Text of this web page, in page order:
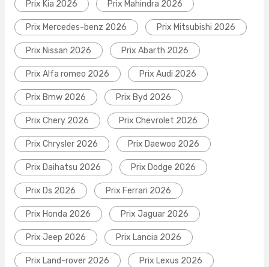
Prix Kia 2026 Prix Mahindra 2026
Prix Mercedes-benz 2026 Prix Mitsubishi 2026
Prix Nissan 2026 Prix Abarth 2026
Prix Alfa romeo 2026 Prix Audi 2026
Prix Bmw 2026 Prix Byd 2026
Prix Chery 2026 Prix Chevrolet 2026
Prix Chrysler 2026 Prix Daewoo 2026
Prix Daihatsu 2026 Prix Dodge 2026
Prix Ds 2026 Prix Ferrari 2026
Prix Honda 2026 Prix Jaguar 2026
Prix Jeep 2026 Prix Lancia 2026
Prix Land-rover 2026 Prix Lexus 2026